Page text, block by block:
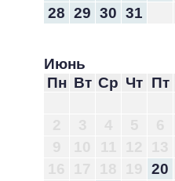
28 29 30 31
Июнь
Пн Вт Ср Чт Пт
20